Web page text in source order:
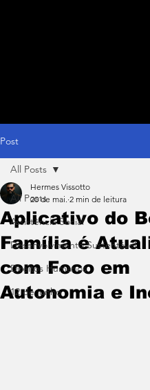
Post
All Posts
Assistência Social
Desenvolvimento Sustentável
Direitos Humanos
12 de junho
All Posts
Aplicativo do
Família é
com Foco em
Autonomia e
Hermes Vissotto
20 de mai. 2 min de leitura